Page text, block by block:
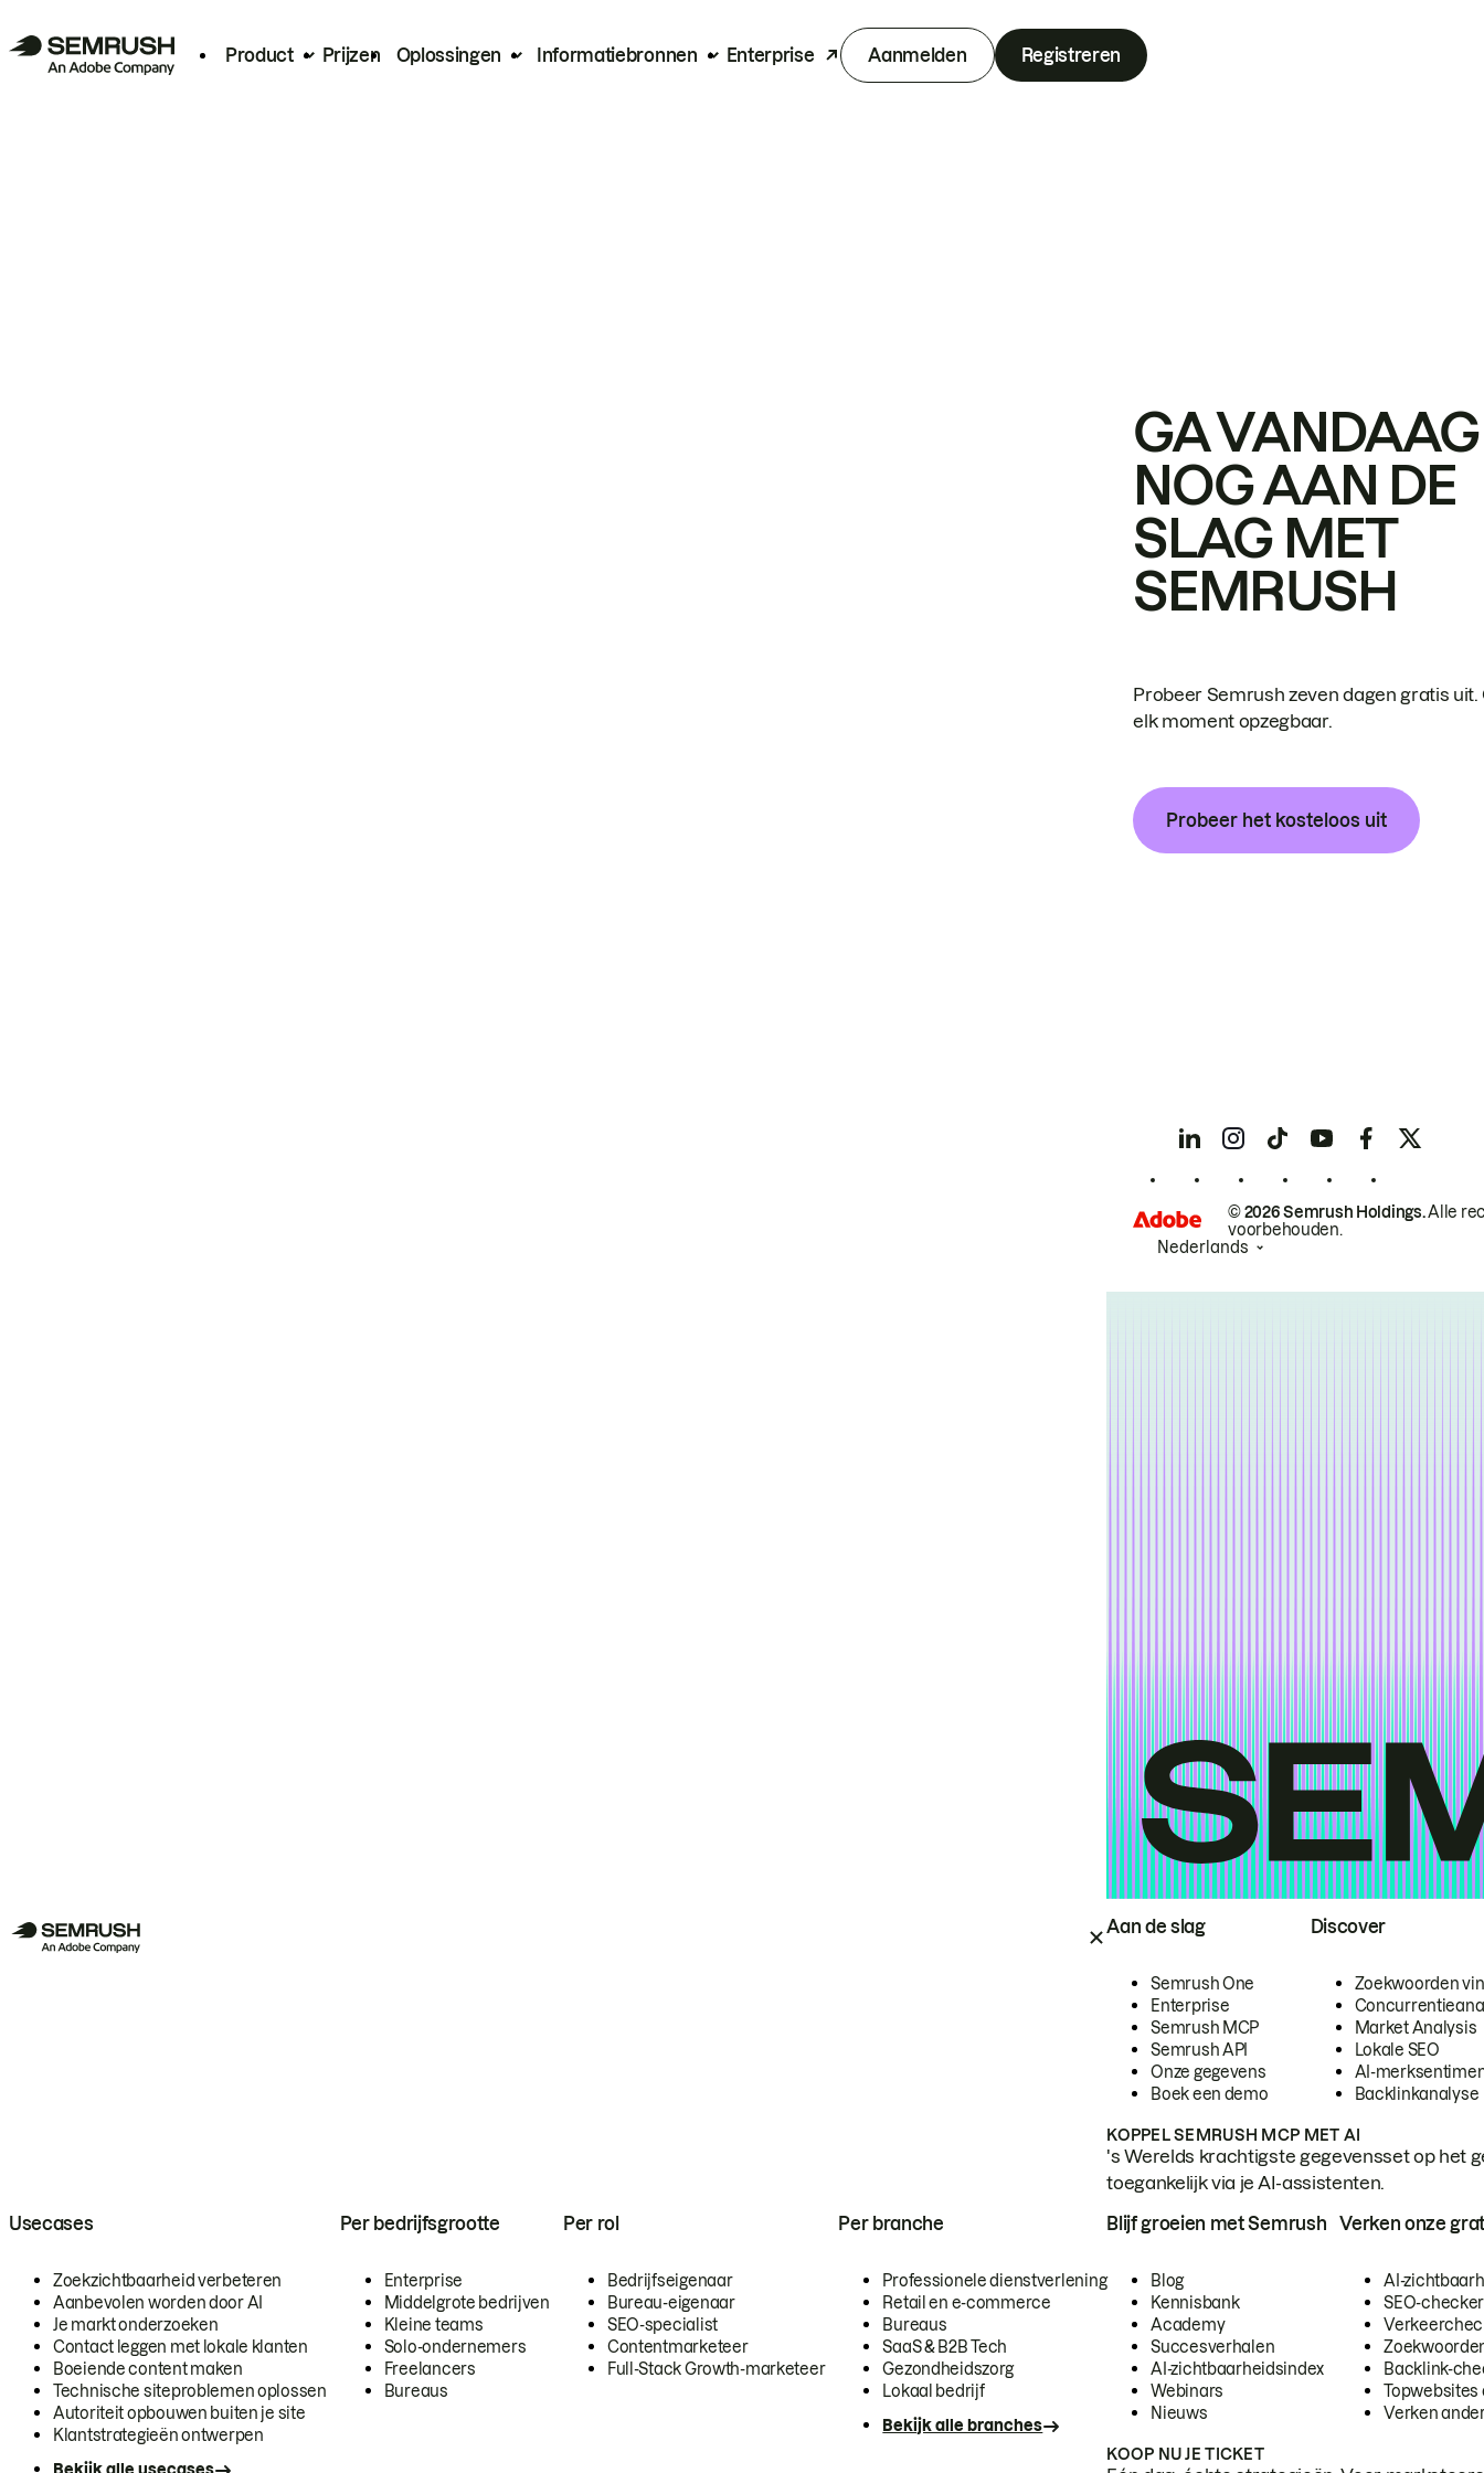
Product Prijzen Oplossingen Informatiebronnen Enterprise Aanmelden Registreren
Aan de slag
Semrush One
Enterprise
Semrush MCP
Semrush API
Onze gegevens
Boek een demo
Discover
Zoekwoorden
Market Analysis
Lokale SEO
AI-
Backlinkanalyse
KOPPEL SEMRUSH MCP MET AI
's Werelds krachtigste gegevensset op het
toegankelijk via je AI-assistenten.
Usecases
Zoekzichtbaarheid verbeteren
Aanbevolen worden door AI
Je markt onderzoeken
Contact leggen met lokale klanten
Boeiende content maken
Technische siteproblemen oplossen
Autoriteit opbouwen buiten je site
Klantstrategieën ontwerpen
Per bedrijfsgrootte
Enterprise
Middelgrote bedrijven
Kleine teams
Solo-ondernemers
Freelancers
Bureaus
Per rol
Bedrijfseigenaar
Bureau-eigenaar
SEO-specialist
Contentmarketeer
Full-Stack Growth-marketeer
Per branche
Professionele dienstverlening
Retail en e-commerce
Bureaus
SaaS & B2B Tech
Gezondheidszorg
Lokaal bedrijf
Bekijk alle branches
Blijf groeien met Semrush
Blog
Kennisbank
Academy
Succesverhalen
AI-zichtbaarheidsindex
Webinars
Nieuws
Verken onze
AI-
SEO-checker
Backlink-
Topwebsites
Verken
KOOP NU JE TICKET
GA VANDAAG
NOG AAN DE
SLAG MET
SEMRUSH
Probeer Semrush zeven dagen gratis uit.
elk moment opzegbaar.
Probeer het kosteloos uit
© 2026 Semrush Holdings.Alle
voorbehouden.
Nederlands